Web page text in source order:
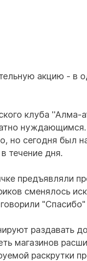
акцию - в
клуба ''Алма-
нуждающимся.
но сегодня был
течение дня.
предъявляли
сменялось
раздавать
магазинов
раскрутки